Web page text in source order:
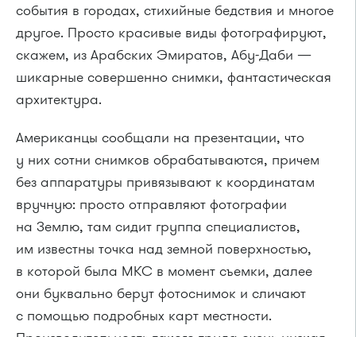
события в городах, стихийные бедствия и многое
другое. Просто красивые виды фотографируют,
скажем, из Арабских Эмиратов, Абу-Даби —
шикарные совершенно снимки, фантастическая
архитектура.
Американцы сообщали на презентации, что
у них сотни снимков обрабатываются, причем
без аппаратуры привязывают к координатам
вручную: просто отправляют фотографии
на Землю, там сидит группа специалистов,
им известны точка над земной поверхностью,
в которой была МКС в момент съемки, далее
они буквально берут фотоснимок и сличают
с помощью подробных карт местности.